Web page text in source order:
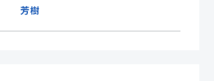
芳樹